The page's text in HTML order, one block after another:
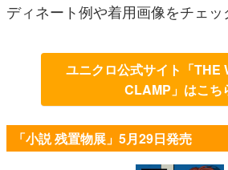
ディネート例や着用画像をチェッ
ユニクロ公式サイト「THE
CLAMP」はこち
「小説 残置物展」5月29日発売